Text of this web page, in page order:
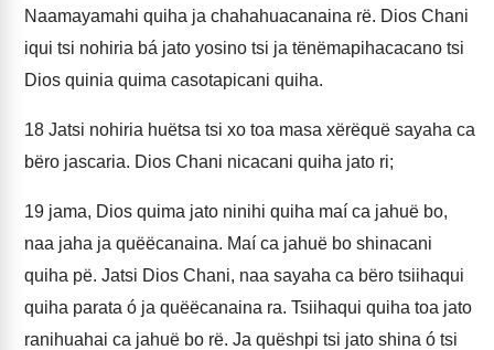
Naamayamahi quiha ja chahahuacanaina rë. Dios Chani
iqui tsi nohiria bá jato yosino tsi ja tënëmapihacacano tsi
Dios quinia quima casotapicani quiha.
18 Jatsi nohiria huëtsa tsi xo toa masa xërëquë sayaha ca
bëro jascaria. Dios Chani nicacani quiha jato ri;
19 jama, Dios quima jato ninihi quiha maí ca jahuë bo,
naa jaha ja quëëcanaina. Maí ca jahuë bo shinacani
quiha pë. Jatsi Dios Chani, naa sayaha ca bëro tsiihaqui
quiha parata ó ja quëëcanaina ra. Tsiihaqui quiha toa jato
ranihuahai ca jahuë bo rë. Ja quëshpi tsi jato shina ó tsi